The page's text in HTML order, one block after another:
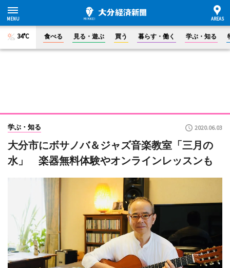
34°C 食べる 見る・遊ぶ 買う 暮らす・働く 学ぶ・知る
学ぶ・知る 2020.06.03
大分市にボサノバ＆ジャズ音楽教室「三月の
水」 楽器無料体験やオンラインレッスンも